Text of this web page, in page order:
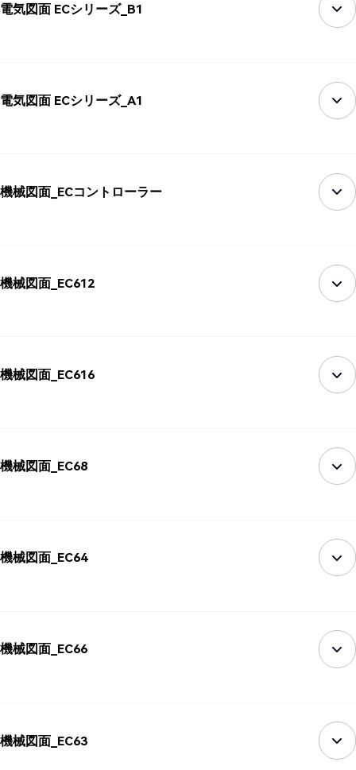
電気図面 ECシリーズ_B1
電気図面 ECシリーズ_A1
機械図面_ECコントローラー
機械図面_EC612
機械図面_EC616
機械図面_EC68
機械図面_EC64
機械図面_EC66
機械図面_EC63